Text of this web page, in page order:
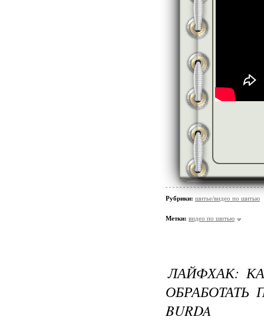
Рубрики: шитье/видео по шитью
Метки: видео по шитью
ЛАЙФХАК:
BURDA